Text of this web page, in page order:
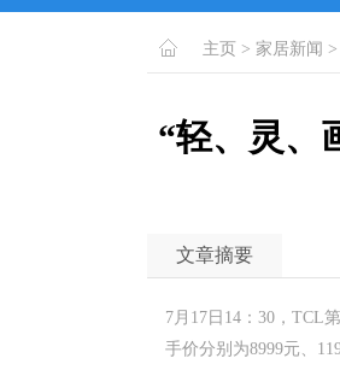
主页 > 家居新闻
“轻、灵、
文章摘要
7月17日14：30，TCL
手价分别为8999元、